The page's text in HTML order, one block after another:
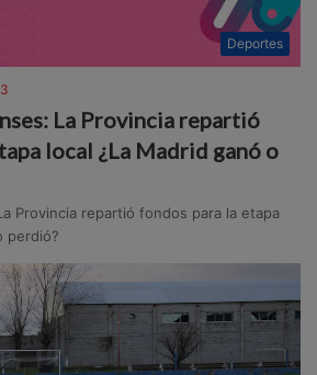
Deportes
3
La Provincia repartió
local ¿La Madrid ganó o
Provincia repartió fondos para la etapa
perdió?